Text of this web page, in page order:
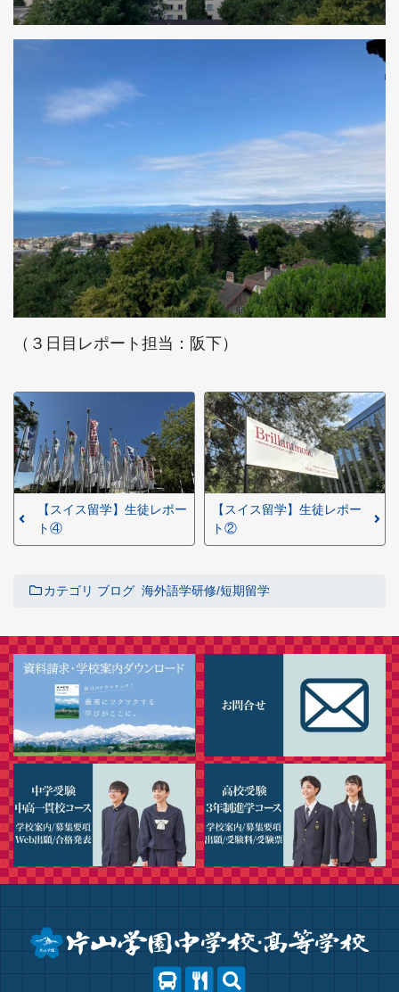
（３日目レポート担当：阪下）
【スイス留学】生徒レポー
ト④
【スイス留学】生徒レポー
ト②
カテゴリ ブログ 海外語学研修/短期留学